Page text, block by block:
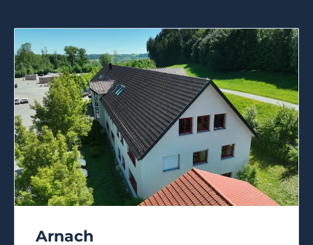
Arnach